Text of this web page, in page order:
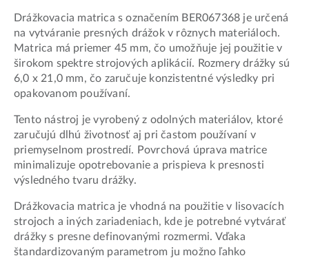
Drážkovacia matrica s označením BER067368 je určená
na vytváranie presných drážok v rôznych materiáloch.
Matrica má priemer 45 mm, čo umožňuje jej použitie v
širokom spektre strojových aplikácií. Rozmery drážky sú
6,0 x 21,0 mm, čo zaručuje konzistentné výsledky pri
opakovanom používaní.
Tento nástroj je vyrobený z odolných materiálov, ktoré
zaručujú dlhú životnosť aj pri častom používaní v
priemyselnom prostredí. Povrchová úprava matrice
minimalizuje opotrebovanie a prispieva k presnosti
výsledného tvaru drážky.
Drážkovacia matrica je vhodná na použitie v lisovacích
strojoch a iných zariadeniach, kde je potrebné vytvárať
drážky s presne definovanými rozmermi. Vďaka
štandardizovaným parametrom ju možno ľahko